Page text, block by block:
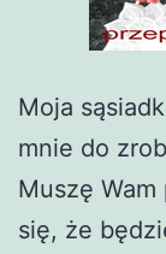
Moja
mnie do
Muszę
się, że